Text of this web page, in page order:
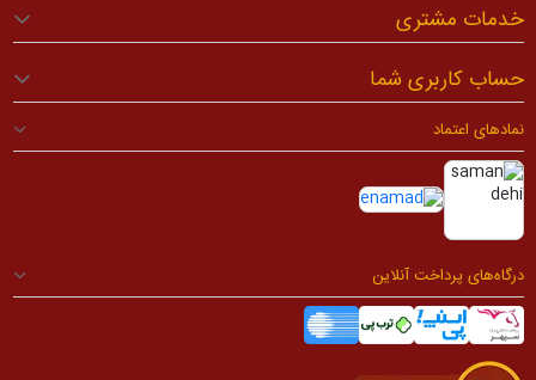
خدمات مشتری
حساب کاربری شما
نمادهای اعتماد
درگاه‌های پرداخت آنلاین